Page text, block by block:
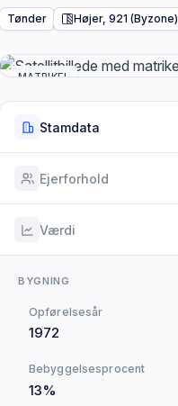
Tønder Højer, 921 (Byzone)
MATRIKEL
Stamdata
Ejerforhold
Værdi
BYGNING
Opførelsesår
1972
Bebyggelsesprocent
13%